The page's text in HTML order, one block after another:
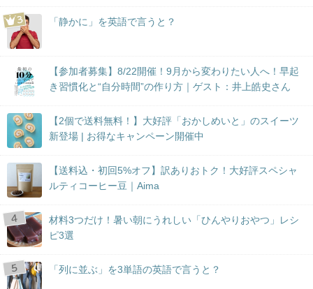
「静かに」を英語で言うと？
【参加者募集】8/22開催！9月から変わりたい人へ！早起
き習慣化と“自分時間”の作り方｜ゲスト：井上皓史さん
【2個で送料無料！】大好評「おかしめいと」のスイーツ
新登場 | お得なキャンペーン開催中
【送料込・初回5%オフ】訳ありおトク！大好評スペシャ
ルティコーヒー豆｜Aima
材料3つだけ！暑い朝にうれしい「ひんやりおやつ」レシ
ピ3選
「列に並ぶ」を3単語の英語で言うと？